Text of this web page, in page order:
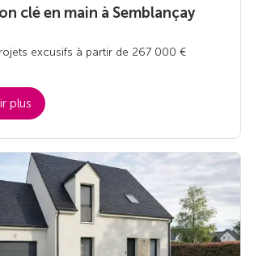
clé en main à Semblançay
excusifs à partir de 267 000 €
plus